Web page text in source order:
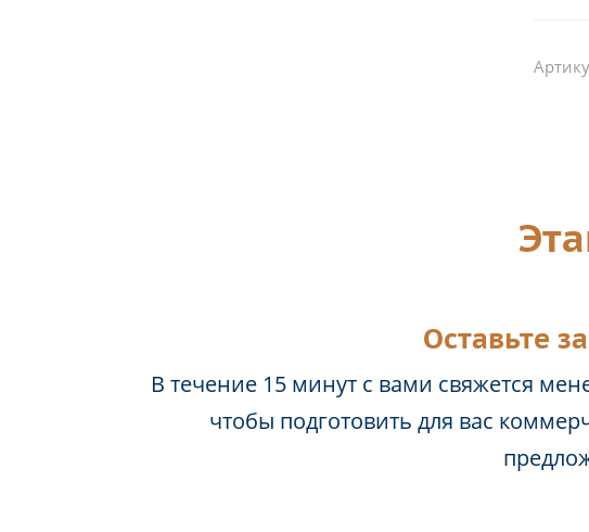
Оставьте
В течение 15 минут с вами свяжется
чтобы подготовить для вас